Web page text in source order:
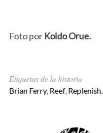
Foto por Koldo Orue.
Etiquetas de la historia
Brian Ferry, Reef, Replenish,